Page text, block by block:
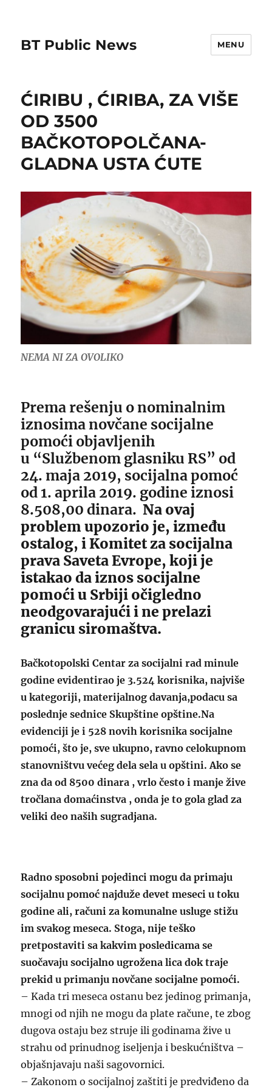
BT Public News MENU
ĆIRIBU , ĆIRIBA, ZA VIŠE
OD 3500
BAČKOTOPOLČANA-
GLADNA USTA ĆUTE
NEMA NI ZA OVOLIKO
Prema rešenju o nominalnim
iznosima novčane socijalne
pomoći objavljenih
u “Službenom glasniku RS” od
24. maja 2019, socijalna pomoć
od 1. aprila 2019. godine iznosi
8.508,00 dinara. Na ovaj
problem upozorio je, između
ostalog, i Komitet za socijalna
prava Saveta Evrope, koji je
istakao da iznos socijalne
pomoći u Srbiji očigledno
neodgovarajući i ne prelazi
granicu siromaštva.
Bačkotopolski Centar za socijalni rad minule
godine evidentirao je 3.524 korisnika, najviše
u kategoriji, materijalnog davanja,podacu sa
poslednje sednice Skupštine opštine.Na
evidenciji je i 528 novih korisnika socijalne
pomoći, što je, sve ukupno, ravno celokupnom
stanovništvu većeg dela sela u opštini. Ako se
zna da od 8500 dinara , vrlo često i manje žive
tročlana domaćinstva , onda je to gola glad za
veliki deo naših sugradjana.
Radno sposobni pojedinci mogu da primaju
socijalnu pomoć najduže devet meseci u toku
godine ali, računi za komunalne usluge stižu
im svakog meseca. Stoga, nije teško
pretpostaviti sa kakvim posledicama se
suočavaju socijalno ugrožena lica dok traje
prekid u primanju novčane socijalne pomoći.
– Kada tri meseca ostanu bez jedinog primanja,
mnogi od njih ne mogu da plate račune, te zbog
dugova ostaju bez struje ili godinama žive u
strahu od prinudnog iseljenja i beskućništva –
objašnjavaju naši sagovornici.
– Zakonom o socijalnoj zaštiti je predviđeno da